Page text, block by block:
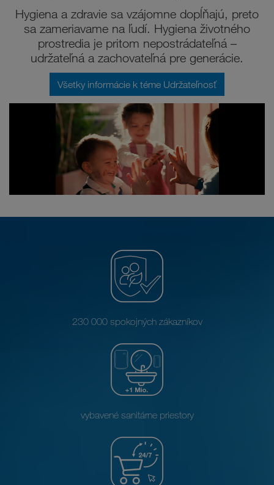
Hygiena a zdravie sa vzájomne dopĺňajú, preto
sa zameriavame na ľudí. Hygiena životného
prostredia je pritom nepostrádateľná –
udržateľná a zachovateľná pre generácie.
Všetky informácie k téme Udržateľnosť
230 000 spokojných zákazníkov
vybavené sanitárne priestory